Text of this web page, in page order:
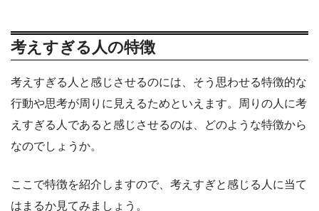
考えすぎる人の特徴
考えすぎる人と感じさせるのには、そう思わせる特徴的な
行動や思考が周りに見えるためといえます。周りの人に考
えすぎる人であると感じさせるのは、どのような特徴から
なのでしょうか。
ここで特徴を紹介しますので、考えすぎと感じる人に当て
はまるか見てみましょう。